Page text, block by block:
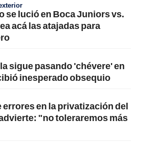
se lució en Boca Juniors vs.
acá las atajadas para
sigue pasando 'chévere' en
inesperado obsequio
errores en la privatización del
"no toleraremos más